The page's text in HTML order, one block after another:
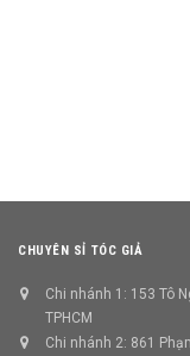
CHUYÊN SỈ TÓC GIẢ
Chi nhánh 1: 153 Tô
TPHCM
Chi nhánh 2: 861